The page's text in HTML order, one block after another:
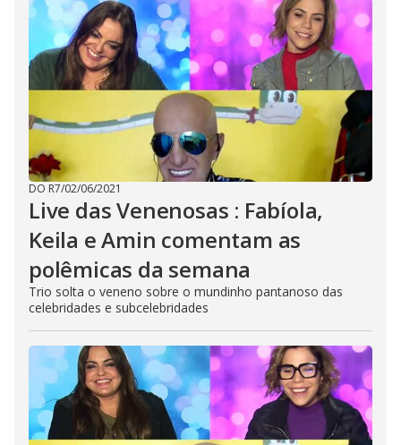
DO R7/02/06/2021
Live das Venenosas : Fabíola,
Keila e Amin comentam as
polêmicas da semana
Trio solta o veneno sobre o mundinho pantanoso das
celebridades e subcelebridades